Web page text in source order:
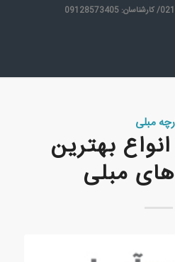
مبلی
بهترین
مبلی